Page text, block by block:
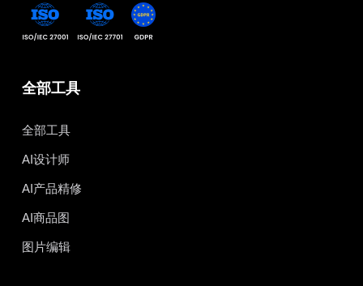
全部工具
全部工具
AI设计师
AI产品精修
AI商品图
图片编辑